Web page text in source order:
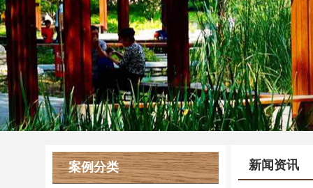
案例分类 新闻资讯